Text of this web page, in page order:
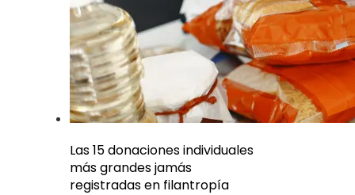
Las 15 donaciones individuales
más grandes jamás
registradas en filantropía